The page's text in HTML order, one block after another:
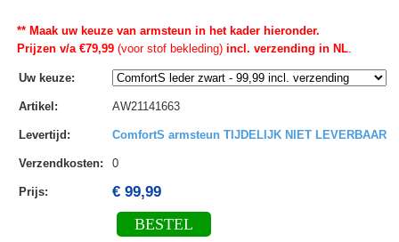
** Maak uw keuze van armsteun in het kader hieronder.
Prijzen v/a €79,99(voor stof bekleding)incl. verzending in NL.
Uw keuze:
Artikel : AW21141663
Levertijd : ComfortS armsteun TIJDELIJK NIET LEVERBAAR
Verzendkosten: 0
Prijs: € 99,99
BESTEL